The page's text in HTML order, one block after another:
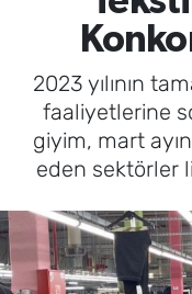
2023 yılının
faaliyetlerine
giyim, mart
eden sektörler